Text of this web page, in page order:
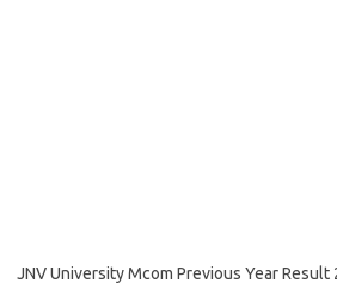
JNV University Mcom Previous Year Result